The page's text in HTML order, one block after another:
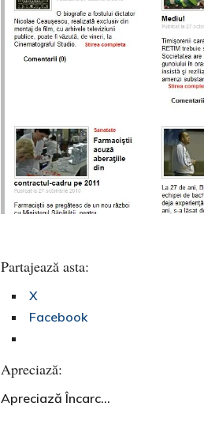
Partajează asta:
X
Facebook
Apreciază:
Apreciază Încarc...